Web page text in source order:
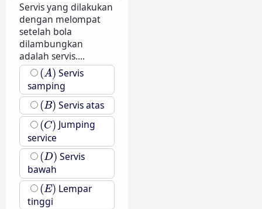
Servis yang dilakukan
dengan melompat
setelah bola
dilambungkan
adalah servis....
(A)
(A) Servis
samping
(B)
(B) Servis atas
(C)
(C) Jumping
service
(D)
(D) Servis
bawah
(E)
(E) Lempar
tinggi